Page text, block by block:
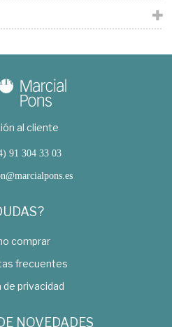
al cliente
91 304 33 03
comprar
frecuentes
de privacidad
NOVEDADES